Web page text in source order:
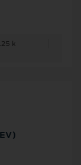
k